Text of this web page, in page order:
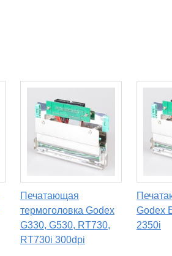
Печатающая
термоголовка Godex
G330, G530, RT730,
RT730i 300dpi
Godex
2350i